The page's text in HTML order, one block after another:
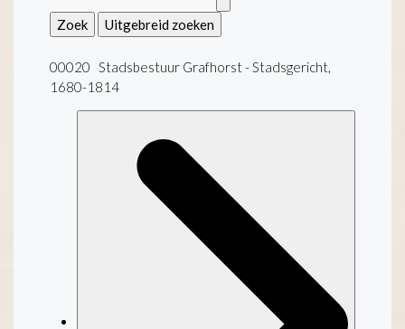
Zoek Uitgebreid zoeken
00020 Stadsbestuur Grafhorst - Stadsgericht,
1680-1814